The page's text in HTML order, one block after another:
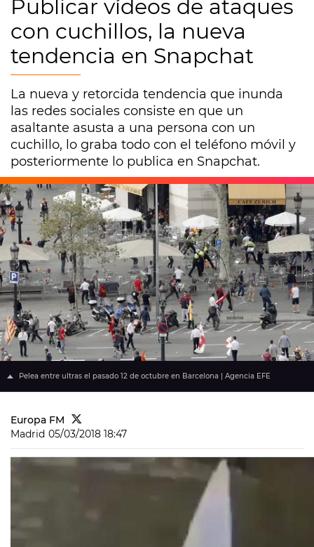
Publicar vídeos de ataques
con cuchillos, la nueva
tendencia en Snapchat
La nueva y retorcida tendencia que inunda
las redes sociales consiste en que un
asaltante asusta a una persona con un
cuchillo, lo graba todo con el teléfono móvil y
posteriormente lo publica en Snapchat.
Pelea entre ultras el pasado 12 de octubre en Barcelona | Agencia EFE
Europa FM
Madrid 05/03/2018 18:47